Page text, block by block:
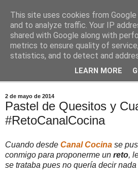
Comoju
La Cocina del Día a Día y el día a
2 de mayo de 2014
Pastel de Quesitos y
#RetoCanalCocina
Cuando desde Canal Cocina se
conmigo para proponerme un reto,
se trataba pues no quería decir
This site uses cookies from
and to analyze traffic. Your IP
shared with Google along with
metrics to ensure quality of
statistics, and to detect and
LEARN MORE